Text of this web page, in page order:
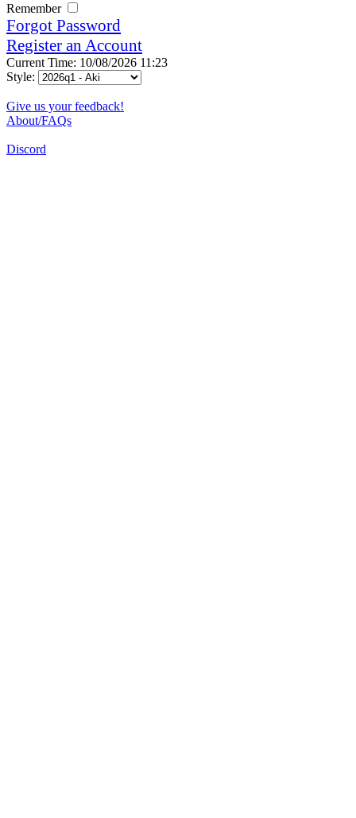
Remember
Forgot Password
Register an Account
Current Time: 10/08/2026 11:23
Style:
Give us your feedback!
About/FAQs
Discord